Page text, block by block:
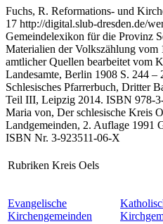
Fuchs, R. Reformations- und
17 http://digital.slub-dresden.de/
Gemeindelexikon für die Provinz
Materialien der Volkszählung vom
amtlicher Quellen bearbeitet vom
Landesamte, Berlin 1908 S. 244
Schlesisches Pfarrerbuch, Dritter
Teil III, Leipzig 2014. ISBN 978-
Maria von, Der schlesische Kreis
Landgemeinden, 2. Auflage 1991
ISBN Nr. 3-923511-06-X
Rubriken Kreis Oels
Evangelische
Kirchengemeinden